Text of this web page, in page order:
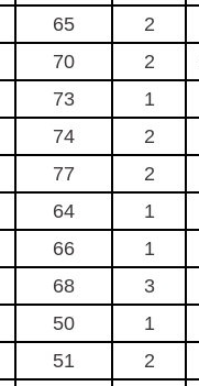
65 2
70 2
73 1
74 2
77 2
64 1
66 1
68 3
50 1
51 2